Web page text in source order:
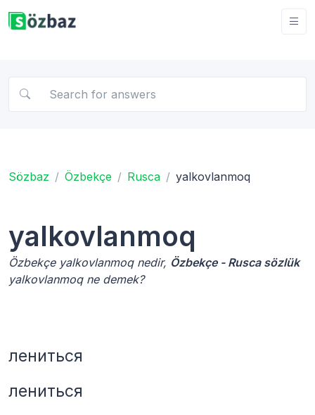
Sözbaz Özbekçe Rusca yalkovlanmoq
yalkovlanmoq
Özbekçe yalkovlanmoq nedir, Özbekçe - Rusca sözlük
yalkovlanmoq ne demek?
лениться
лениться